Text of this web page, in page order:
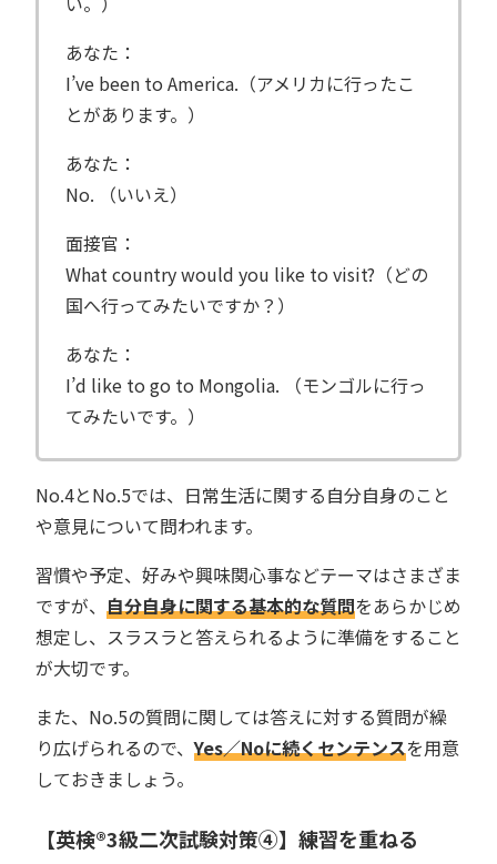
あなた：
I’ve been to America.（アメリカに行ったこ
とがあります。）
あなた：
No. （いいえ）
面接官：
What country would you like to visit?（どの
国へ行ってみたいですか？）
あなた：
I’d like to go to Mongolia. （モンゴルに行っ
てみたいです。）
No.4とNo.5では、日常生活に関する自分自身のこと
や意見について問われます。
習慣や予定、好みや興味関心事などテーマはさまざま
ですが、 自分自身に関する基本的な質問をあらかじめ
想定し、スラスラと答えられるように準備をすること
が大切です。
また、No.5の質問に関しては答えに対する質問が繰
り広げられるので、Yes／Noに続くセンテンスを用意
しておきましょう。
【英検®︎3級二次試験対策④】練習を重ねる